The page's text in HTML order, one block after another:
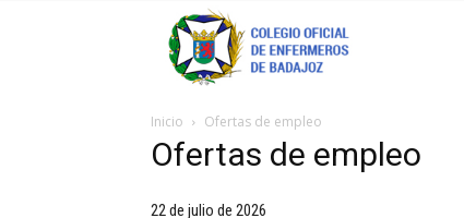
Inicio Ofertas de empleo
Ofertas de empleo
22 de julio de 2026